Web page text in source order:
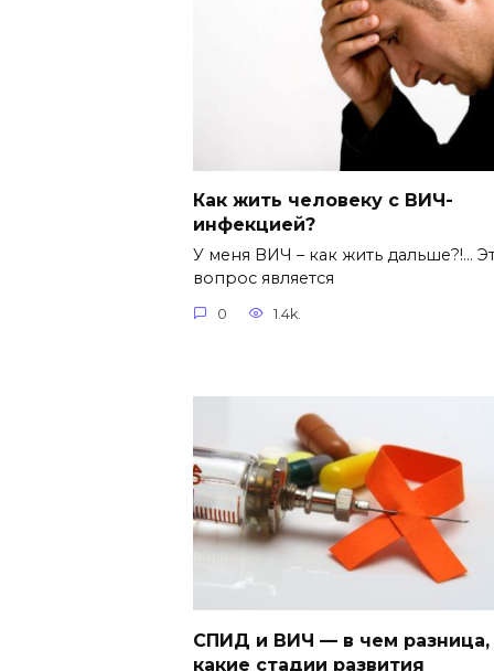
Как жить человеку с ВИЧ-
инфекцией?
У меня ВИЧ – как жить дальше?!…
вопрос является
0 1.4k.
СПИД и ВИЧ — в чем разница,
какие стадии развития